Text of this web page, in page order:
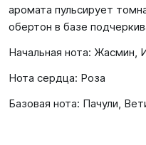
аромата пульсирует
обертон в базе
Начальная нота: Жасмин,
Нота сердца: Роза
Базовая нота: Пачули,